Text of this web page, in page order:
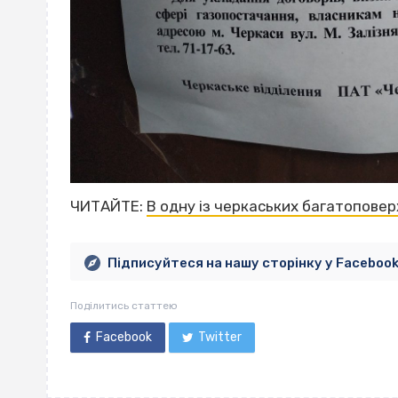
ЧИТАЙТЕ: В одну із черкаських
Підписуйтеся на нашу сторінку у Facebook
Поділитись статтею
Facebook Twitter